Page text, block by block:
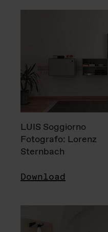
LUIS Soggiorno
Fotografo: Lorenz
Sternbach
Download